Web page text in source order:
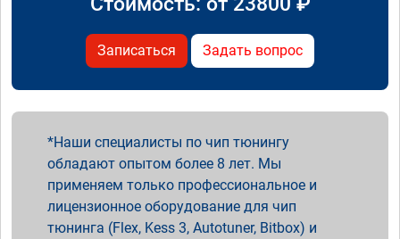
Записаться Задать вопрос
Наши специалисты по чип тюнингу
обладают опытом более 8 лет. Мы
применяем только профессиональное и
лицензионное оборудование для чип
тюнинга (Flex, Kess 3, Autotuner, Bitbox) и